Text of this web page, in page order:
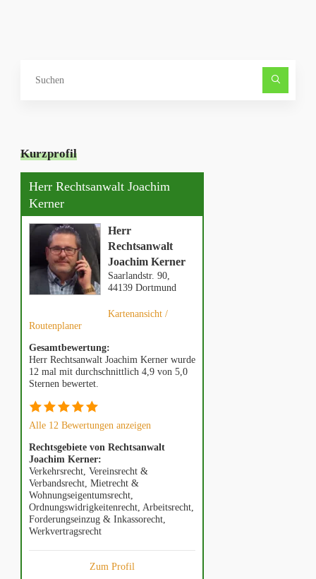
Kurzprofil
Herr Rechtsanwalt Joachim
Kerner
Herr
Rechtsanwalt
Joachim Kerner
Saarlandstr. 90,
44139 Dortmund
Kartenansicht /
Routenplaner
Gesamtbewertung:
Herr Rechtsanwalt Joachim Kerner wurde
12 mal mit durchschnittlich 4,9 von 5,0
Sternen bewertet.
Alle 12 Bewertungen anzeigen
Rechtsgebiete von Rechtsanwalt
Joachim Kerner:
Verkehrsrecht, Vereinsrecht &
Verbandsrecht, Mietrecht &
Wohnungseigentumsrecht,
Ordnungswidrigkeitenrecht, Arbeitsrecht,
Forderungseinzug & Inkassorecht,
Werkvertragsrecht
Zum Profil